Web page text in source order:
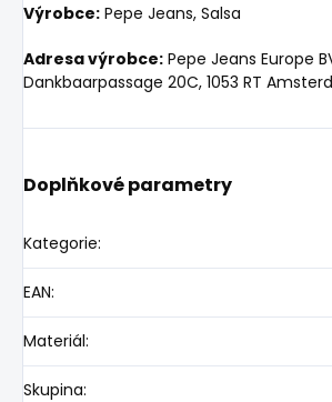
Výrobce: Pepe Jeans, Salsa
Adresa výrobce: Pepe Jeans Europe
Dankbaarpassage 20C, 1053 RT
Doplňkové parametry
Kategorie:
EAN:
Materiál:
Skupina: